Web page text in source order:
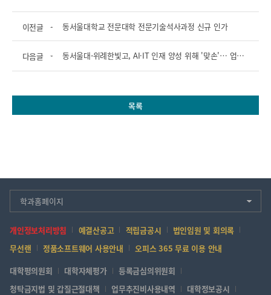
이전글 동서울대학교 전문대학 전문기술석사과정 신규 인가
다음글 동서울대-위례한빛고, AI·IT 인재 양성 위해 '맞손'… 업무협약 체결
목록
학과홈페이지
개인정보처리방침 예결산공고 적립금공시
법인임원 및 회의록
무선랜
정품소프트웨어 사용안내
오피스 365 무료 이용 안내
대학평의원회
대학자체평가
등록금심의위원회
청탁금지법 및 갑질근절대책
업무추진비사용내역 대학정보공시